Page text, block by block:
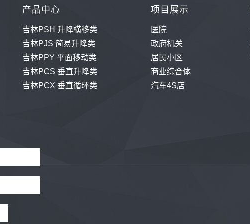
产品中心
吉林PSH 升降横移类
吉林PJS 简易升降类
吉林PPY 平面移动类
吉林PCS 垂直升降类
吉林PCX 垂直循环类
项目展示
医院
政府机关
居民小区
商业综合体
汽车4S店